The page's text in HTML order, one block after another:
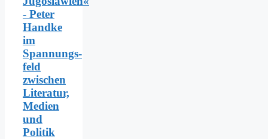
- Peter
Handke
im
Spannungs­
feld
zwischen
Literatur,
Medien
und
Politik